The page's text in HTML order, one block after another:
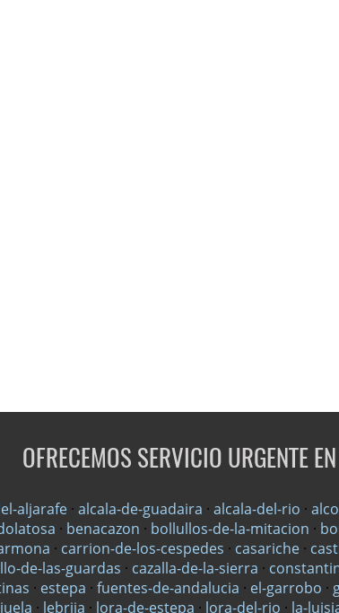
OFRECEMOS SERVICIO URGENTE
aljarafe · alcala-de-guadaira · alcala-del-rio ·
· benacazon · bollullos-de-la-mitacion ·
· carrion-de-los-cespedes · casariche ·
de-las-guardas · cazalla-de-la-sierra ·
· estepa · fuentes-de-andalucia · el-garrobo ·
· lebrija · lora-de-estepa · lora-del-rio · la-